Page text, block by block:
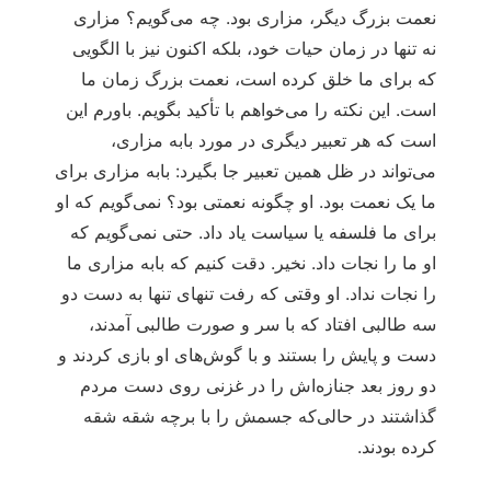
نعمت بزرگ دیگر، مزاری بود. چه می‌گویم؟ مزاری
نه تنها در زمان حیات خود، بلکه اکنون نیز با الگویی
که برای ما خلق کرده است، نعمت بزرگ زمان ما
است. این نکته را می‌‏خواهم با تأکید بگویم. باورم این
است که هر تعبیر دیگری در مورد بابه مزاری،
می‌‏تواند در ظل همین تعبیر جا بگیرد: بابه مزاری برای
ما یک نعمت بود. او چگونه نعمتی بود؟ نمی‏‏‌گویم که او
برای ما فلسفه یا سیاست یاد داد. حتی نمی‌گویم که
او ما را نجات داد. نخیر. دقت کنیم که بابه مزاری ما
را نجات نداد. او وقتی که رفت تنهای ‏‏تنها به دست دو
سه طالبی افتاد که با سر و صورت طالبی آمدند،
دست و پایش را بستند و با گوش‌‏های ‏‏او بازی کردند و
دو روز بعد جنازه‏‌ا‌ش را در غزنی روی دست مردم
گذاشتند در حالی‌‏که جسمش را با برچه شقه شقه
کرده بودند.